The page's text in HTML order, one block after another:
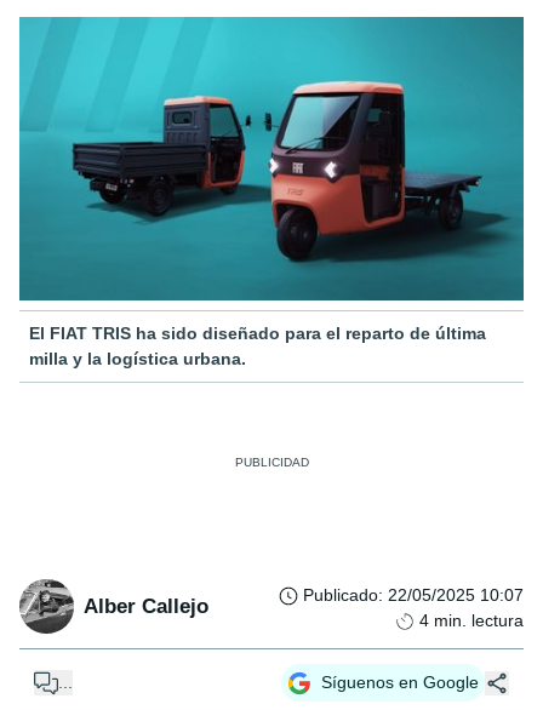
El FIAT TRIS ha sido diseñado para el reparto de última
milla y la logística urbana.
Alber Callejo Publicado: 22/05/2025 10:07
4 min. lectura
... Síguenos en Google